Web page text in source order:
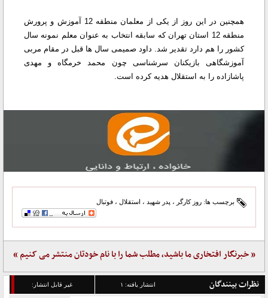
همچنین در این روز از یکی از معلمان منطقه 12 آموزش و پرورش
منطقه 12 استان تهران که سابقه انتخاب به عنوان معلم نمونه سال
کشور را هم دارد تقدیر شد. داود صمیمی سال ها قبل در مقام مربی
آموزشگاهی بازیکنان سرشناسی چون محمد خرمگاه و مهدی
پاشازاده را به استقلال هدیه کرده است.
برچسب ها: روز کارگر ، پدر شهید ، استقلال ، فوتبال
« خبرنگار افتخاری ما باشید، مطلب شما را با نام خودتان منتشر می کنیم »
نظرات بینندگان انتشار یافته: ۱ غیر قابل انتشار: